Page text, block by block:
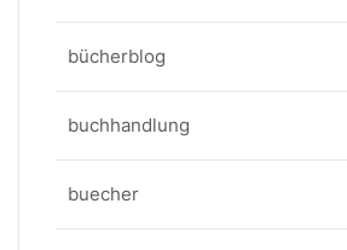
bücherblog
buchhandlung
buecher